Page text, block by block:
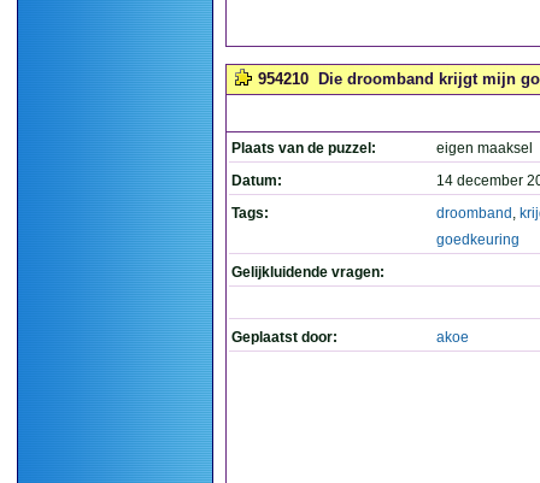
954210 Die droomband krijgt mijn
Plaats van de puzzel:
eigen maaksel
Datum:
14 december
Tags:
droomband ,
goedkeuring
Gelijkluidende vragen:
Geplaatst door: akoe